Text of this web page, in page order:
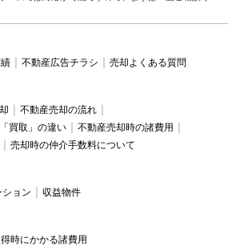
不動産広告チラシ 売却よくある質問
不動産売却の流れ
買取」の違い
不動産売却時の諸費用
売却時の仲介手数料について
ション 収益物件
時にかかる諸費用